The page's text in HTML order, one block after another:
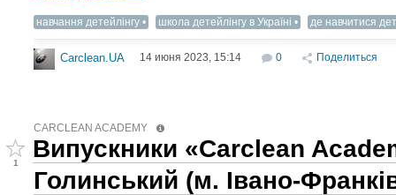
навчання детейлінгу школа детейлінгу в Україні де навчитися
Carclean.UA 14 июня 2023, 15:14 0 Поделиться
CARCLEAN ACADEMY
1
Випускники «Carclean
Голинський (м. Івано-